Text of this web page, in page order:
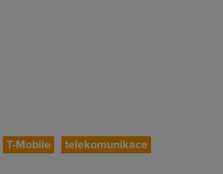
T-Mobile
telekomunikace